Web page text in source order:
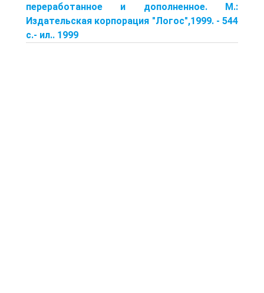
переработанное и дополненное. М.:
Издательская корпорация "Логос",1999. - 544
с.- ил.. 1999